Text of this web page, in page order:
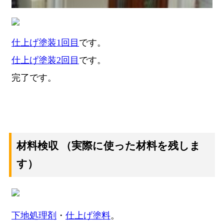
仕上げ塗装1回目 です。
仕上げ塗装2回目 です。
完了です。
材料検収 （実際に使った材料を残しま
す）
下地処理剤 ・ 仕上げ塗料。